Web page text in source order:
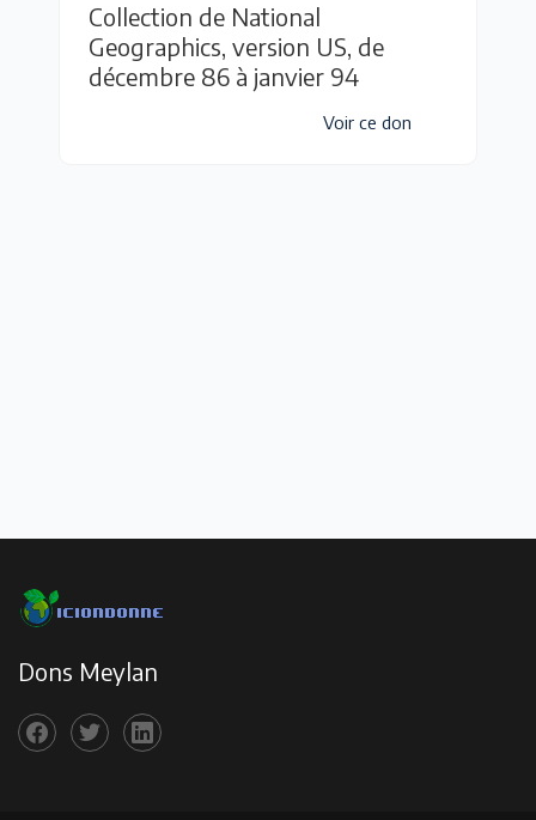
Collection de National
Geographics, version US, de
décembre 86 à janvier 94
Voir ce don
Dons Meylan